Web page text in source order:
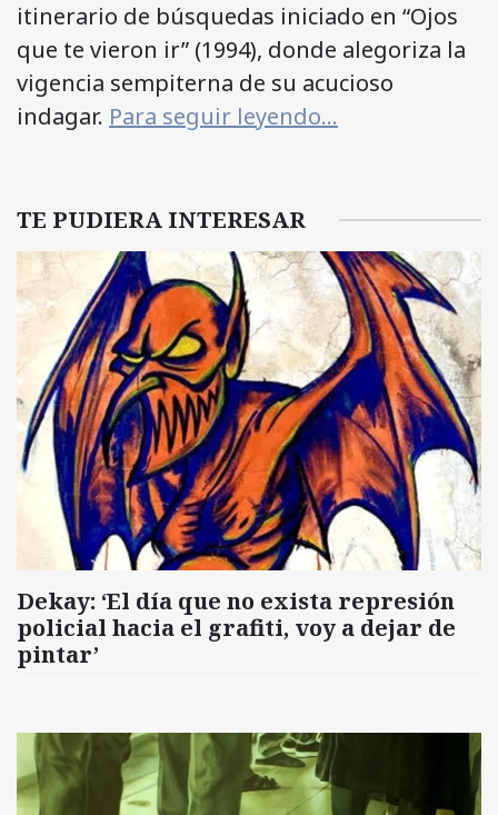
itinerario de búsquedas iniciado en “Ojos
que te vieron ir” (1994), donde alegoriza la
vigencia sempiterna de su acucioso
indagar. Para seguir leyendo…
TE PUDIERA INTERESAR
Dekay: ‘El día que no exista represión
policial hacia el grafiti, voy a dejar de
pintar’